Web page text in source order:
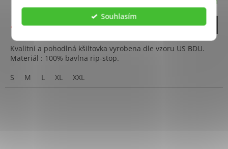
Souhlasím
195 Kč DETAIL
Kvalitní a pohodlná kšiltovka vyrobena dle vzoru US BDU.
Materiál : 100% bavlna rip-stop.
S
M L XL XXL